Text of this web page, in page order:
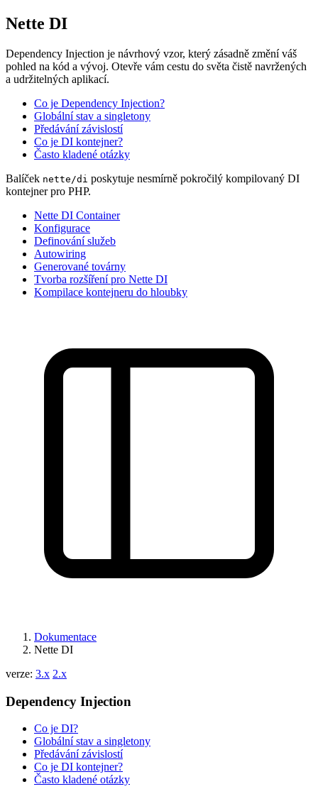
Nette DI
Dependency Injection je návrhový vzor, který zásadně změní váš
pohled na kód a vývoj. Otevře vám cestu do světa čistě navržených
a udržitelných aplikací.
Co je Dependency Injection?
Globální stav a singletony
Předávání závislostí
Co je DI kontejner?
Často kladené otázky
Balíček nette/di poskytuje nesmírně pokročilý kompilovaný DI
kontejner pro PHP.
Nette DI Container
Konfigurace
Definování služeb
Autowiring
Generované továrny
Tvorba rozšíření pro Nette DI
Kompilace kontejneru do hloubky
Dokumentace
Nette DI
verze: 3.x 2.x
Dependency Injection
Co je DI?
Globální stav a singletony
Předávání závislostí
Co je DI kontejner?
Často kladené otázky